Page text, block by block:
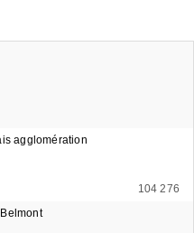
agglomération
104 276